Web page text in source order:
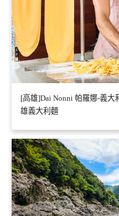
[高雄]Dai Nonni 帕羅娜-義
雄義大利麵